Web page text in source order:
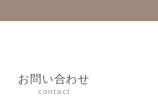
お問い合わせ
contact